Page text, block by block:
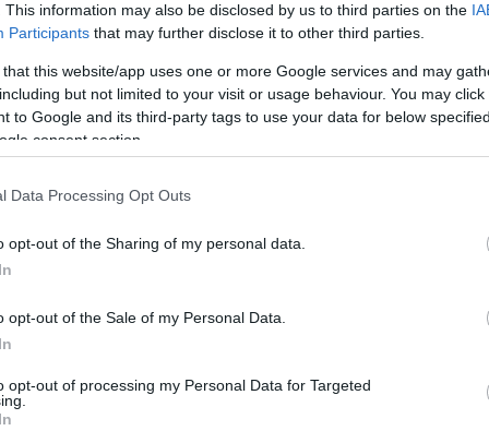
This information may also be disclosed by us to third parties on the
Participants that may further disclose it to other third parties.
that this website/app uses one or more Google services and may
but not limited to your visit or usage behaviour. You may
to Google and its third-party tags to use your data for below
consent section.
Data Processing Opt Outs
opt-out of the Sharing of my personal data.
opt-out of the Sale of my Personal Data.
opt-out of processing my Personal Data for Targeted
a Felhasználási feltételekbenés azadatvédelmi tájékoztatóban.
Válasz
2015.04.30. 18:42:26
posts/375634715953039 ,
posts/374051039444740
Válasz
sikerült határrendezés eredményeként eddig senkiföldje volt: